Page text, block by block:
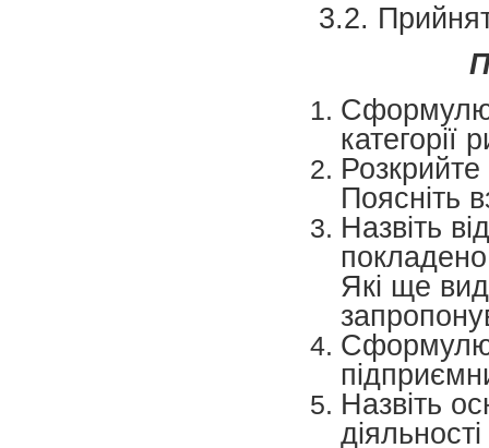
3.2.
категорії
Розкрийте
Поясніть
Назвіть
Які ще
Назвіть